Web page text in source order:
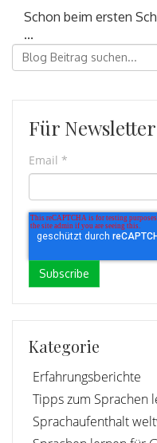
Schon beim ersten
...
Dies ist ein Suchfeld
Für
Email *
Kategorie
Erfahrungsberichte
Tipps zum Sprachen
Sprachaufenthalt